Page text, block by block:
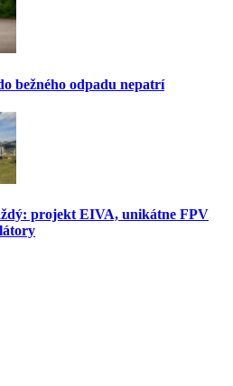
bežného odpadu nepatrí
projekt EIVA, unikátne FPV